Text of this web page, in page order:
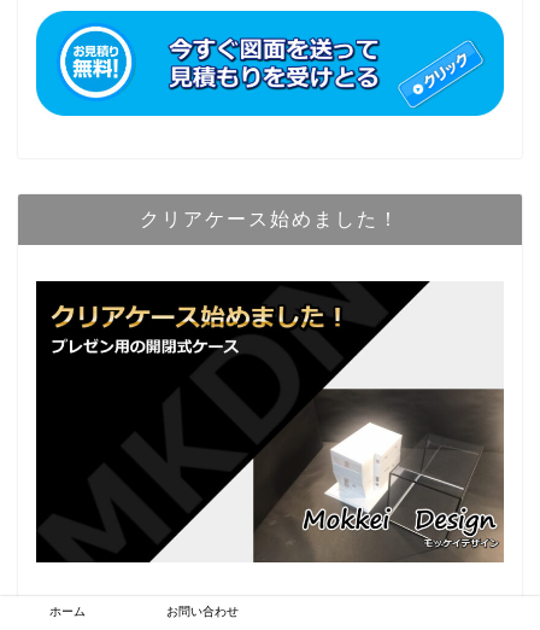
クリアケース始めました！
ホーム お問い合わせ